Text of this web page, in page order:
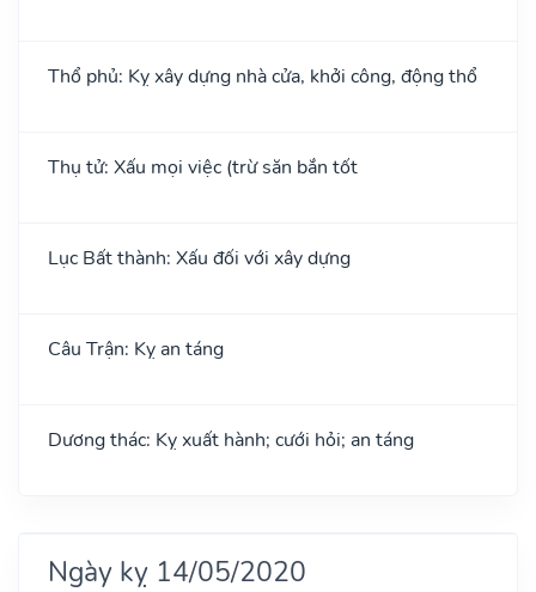
Thổ phủ: Kỵ xây dựng nhà cửa, khởi công, động thổ
Thụ tử: Xấu mọi việc (trừ săn bắn tốt
Lục Bất thành: Xấu đối với xây dựng
Câu Trận: Kỵ an táng
Dương thác: Kỵ xuất hành; cưới hỏi; an táng
Ngày kỵ 14/05/2020